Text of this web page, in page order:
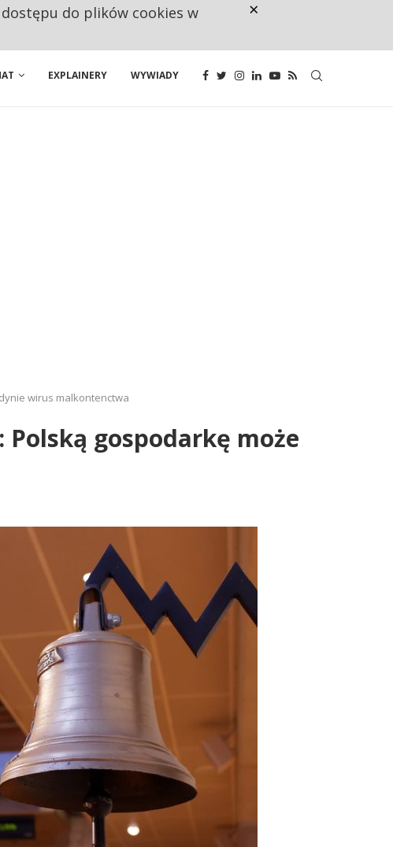
EXPLAINERY WYWIADY
wirus malkontenctwa
gospodarkę może
do plików cookies w
×